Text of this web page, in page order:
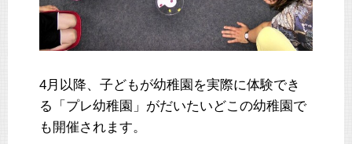
4月以降、子どもが幼稚園を実際に体験でき
る「プレ幼稚園」がだいたいどこの幼稚園で
も開催されます。